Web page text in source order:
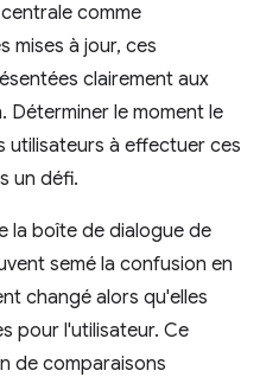
comme
mises à jour, ces
clairement aux
le moment le
utilisateurs à effectuer ces
un défi.
la boîte de dialogue de
semé la confusion en
changé alors qu'elles
pour l'utilisateur. Ce
de comparaisons